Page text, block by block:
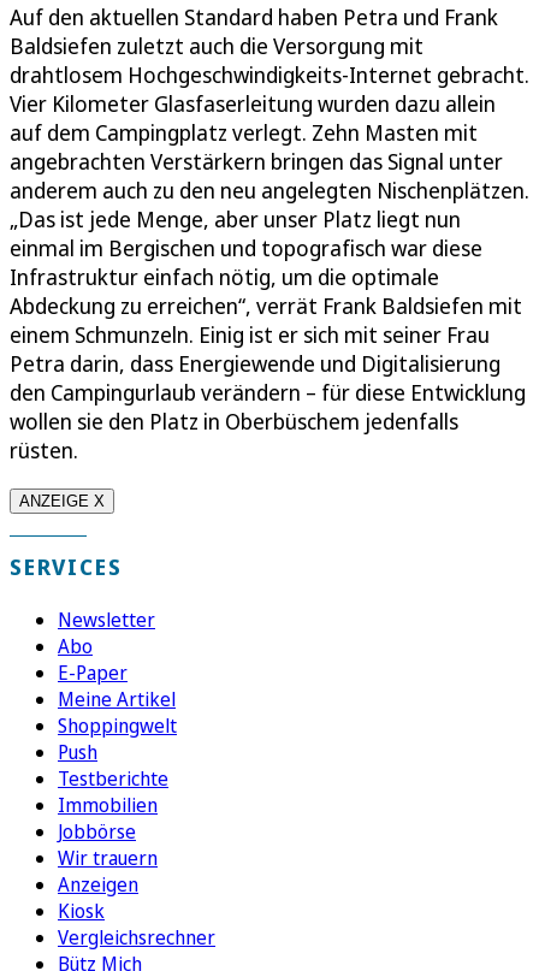
Auf den aktuellen Standard haben Petra und Frank
Baldsiefen zuletzt auch die Versorgung mit
drahtlosem Hochgeschwindigkeits-Internet gebracht.
Vier Kilometer Glasfaserleitung wurden dazu allein
auf dem Campingplatz verlegt. Zehn Masten mit
angebrachten Verstärkern bringen das Signal unter
anderem auch zu den neu angelegten Nischenplätzen.
„Das ist jede Menge, aber unser Platz liegt nun
einmal im Bergischen und topografisch war diese
Infrastruktur einfach nötig, um die optimale
Abdeckung zu erreichen“, verrät Frank Baldsiefen mit
einem Schmunzeln. Einig ist er sich mit seiner Frau
Petra darin, dass Energiewende und Digitalisierung
den Campingurlaub verändern – für diese Entwicklung
wollen sie den Platz in Oberbüschem jedenfalls
rüsten.
ANZEIGE X
SERVICES
Newsletter
Abo
E-Paper
Meine Artikel
Shoppingwelt
Push
Testberichte
Immobilien
Jobbörse
Wir trauern
Anzeigen
Kiosk
Vergleichsrechner
Bütz Mich